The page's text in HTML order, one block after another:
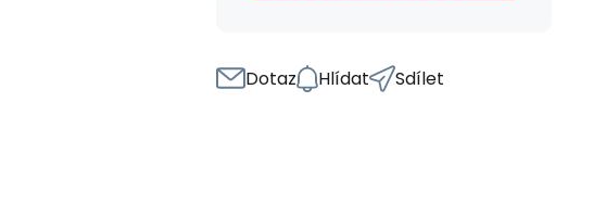
Dotaz Hlídat Sdílet